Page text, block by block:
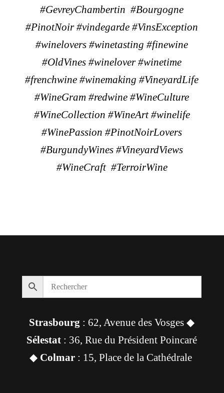
#GevreyChambertin #Bourgogne
#PinotNoir #vindegarde #VinsException
#winelovers #winetasting #finewine
#OldVines #winelover #winetime
#frenchwine #winemaking #VineyardLife
#WineGram #redwine #WineCulture
#WineCollection #WineArt #winelife
#WinePassion #PinotNoirLovers
#BurgundyWines #VineyardViews
#WineCraft #TerroirWine
Strasbourg : 62, Avenue des Vosges ◆
Sélestat : 36, Rue du Président Poincaré
◆ Colmar: 15, Place de la Cathédrale